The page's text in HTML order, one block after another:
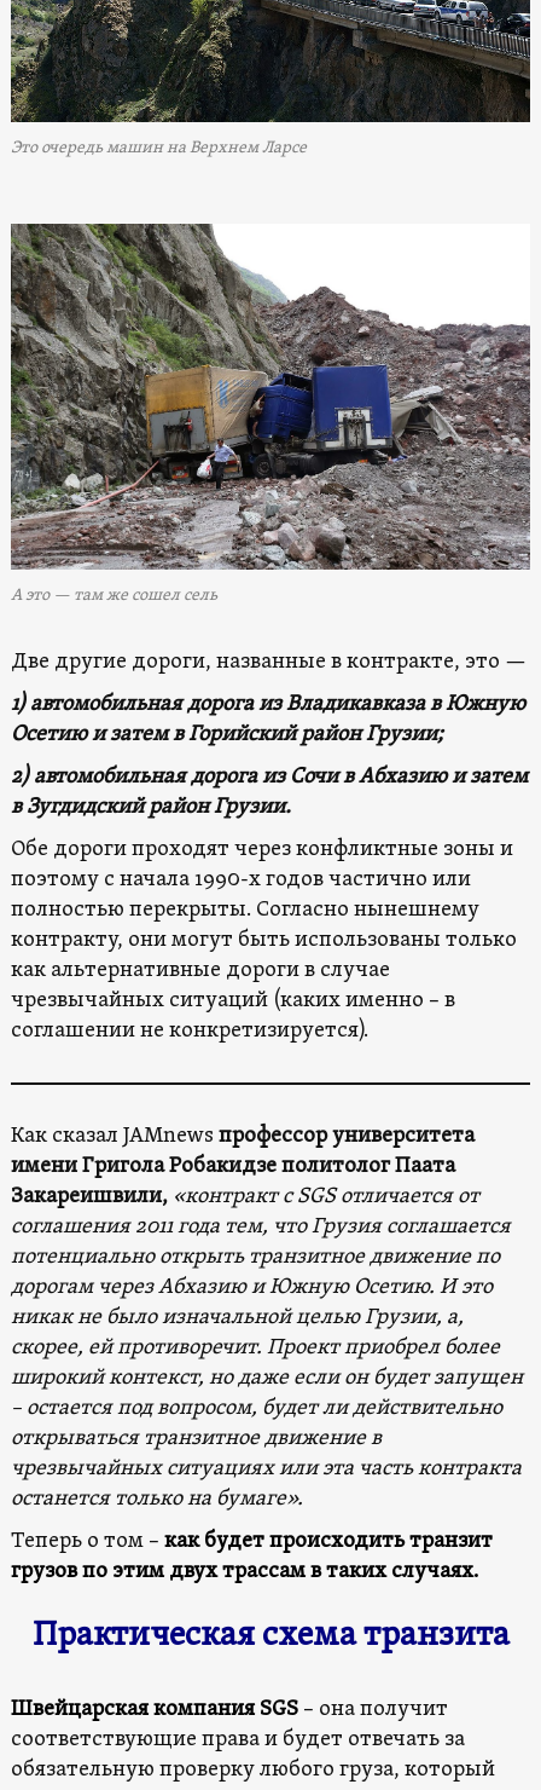
Это очередь машин на Верхнем Ларсе
А это — там же сошел сель
Две другие дороги, названные в контракте, это —
1) автомобильная дорога из Владикавказа в Южную
Осетию и затем в Горийский район Грузии;
2) автомобильная дорога из Сочи в Абхазию и затем
в Зугдидский район Грузии.
Обе дороги проходят через конфликтные зоны и
поэтому с начала 1990-х годов частично или
полностью перекрыты. Согласно нынешнему
контракту, они могут быть использованы только
как альтернативные дороги в случае
чрезвычайных ситуаций (каких именно – в
соглашении не конкретизируется).
Как сказал JAMnews профессор университета
имени Григола Робакидзе политолог Паата
Закареишвили, «контракт с SGS отличается от
соглашения 2011 года тем, что Грузия соглашается
потенциально открыть транзитное движение по
дорогам через Абхазию и Южную Осетию. И это
никак не было изначальной целью Грузии, а,
скорее, ей противоречит. Проект приобрел более
широкий контекст, но даже если он будет запущен
– остается под вопросом, будет ли действительно
открываться транзитное движение в
чрезвычайных ситуациях или эта часть контракта
останется только на бумаге».
Теперь о том – как будет происходить транзит
грузов по этим двух трассам в таких случаях.
Практическая схема транзита
Швейцарская компания SGS– она получит
соответствующие права и будет отвечать за
обязательную проверку любого груза, который